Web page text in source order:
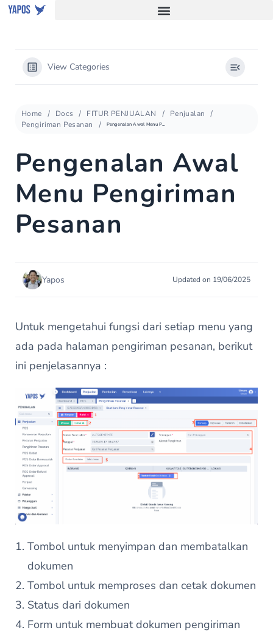
View Categories
Home Docs FITUR PENJUALAN
Penjualan
Pengiriman Pesanan
Pengenalan Awal Menu Pengiriman Pesanan
Pengenalan Awal
Menu Pengiriman
Pesanan
Yapos Updated on 19/06/2025
Untuk mengetahui fungsi dari setiap menu yang
ada pada halaman pengiriman pesanan, berikut
ini penjelasannya :
Tombol untuk menyimpan dan membatalkan
dokumen
Tombol untuk memproses dan cetak dokumen
Status dari dokumen
Form untuk membuat dokumen pengiriman